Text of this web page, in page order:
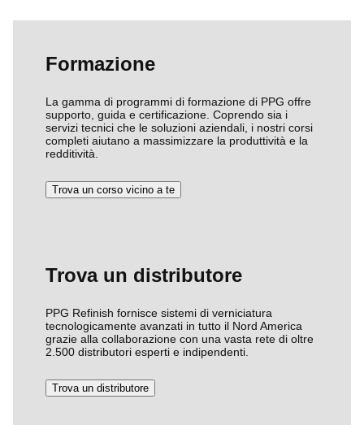
Formazione
La gamma di programmi di formazione di PPG offre
supporto, guida e certificazione. Coprendo sia i
servizi tecnici che le soluzioni aziendali, i nostri corsi
completi aiutano a massimizzare la produttività e la
redditività.
Trova un corso vicino a te
Trova un distributore
PPG Refinish fornisce sistemi di verniciatura
tecnologicamente avanzati in tutto il Nord America
grazie alla collaborazione con una vasta rete di oltre
2.500 distributori esperti e indipendenti.
Trova un distributore